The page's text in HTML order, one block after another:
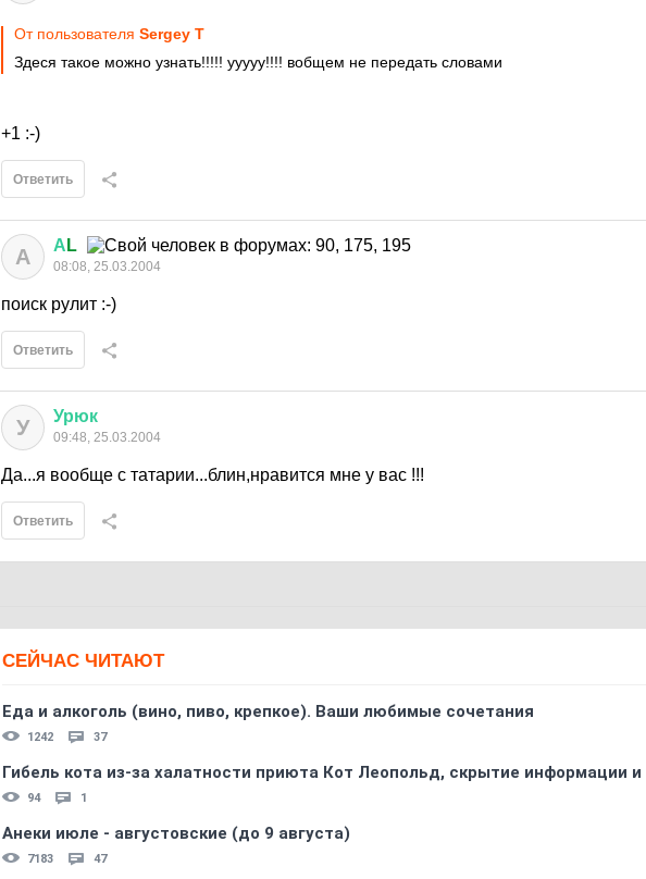
От пользователя Sergey T
Здеся такое можно узнать!!!!! ууууу!!!! вобщем не передать словами
+1 :-)
Ответить
А А L
08:08, 25.03.2004
поиск рулит :-)
Ответить
У Урюк
09:48, 25.03.2004
Да...я вообще с татарии...блин,нравится мне у вас !!!
Ответить
СЕЙЧАС ЧИТАЮТ
Еда и алкоголь (вино, пиво, крепкое). Ваши любимые сочетания
1242 37
Гибель кота из-за халатности приюта Кот Леопольд, скрытиe информации
94 1
Анеки июле - августовские (до 9 августа)
7183 47